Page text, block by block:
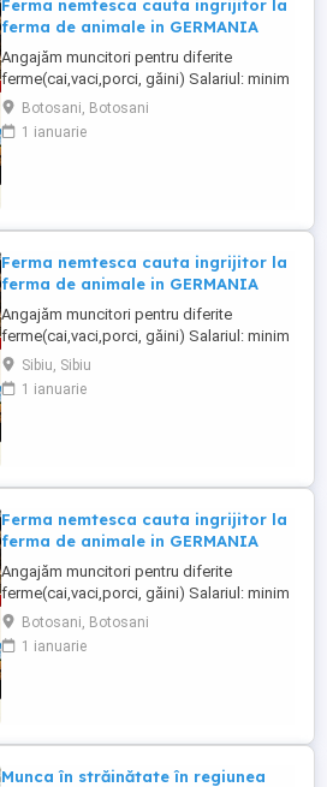
Ferma nemtesca cauta ingrijitor la
ferma de animale in GERMANIA
Angajăm muncitori pentru diferite
ferme(cai,vaci,porci, găini) Salariul: minim
1800 net( poate crește în funcție de
experiența) Cazare și utilități gratuite!
Căutam persoane serioase și motivate
Botosani, Botosani
1 ianuarie
Ferma nemtesca cauta ingrijitor la
ferma de animale in GERMANIA
Angajăm muncitori pentru diferite
ferme(cai,vaci,porci, găini) Salariul: minim
1800 net( poate crește în funcție de
experiența) Cazare și utilități gratuite!
Căutam persoane serioase și motivate
Sibiu, Sibiu
1 ianuarie
Ferma nemtesca cauta ingrijitor la
ferma de animale in GERMANIA
Angajăm muncitori pentru diferite
ferme(cai,vaci,porci, găini) Salariul: minim
1800 net( poate crește în funcție de
experiența) Cazare și utilități gratuite!
Căutam persoane serioase și motivate
Botosani, Botosani
1 ianuarie
Munca în străinătate în regiunea